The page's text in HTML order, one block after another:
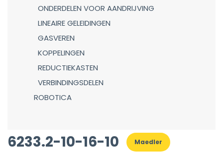
ONDERDELEN VOOR AANDRIJVING
LINEAIRE GELEIDINGEN
GASVEREN
KOPPELINGEN
REDUCTIEKASTEN
VERBINDINGSDELEN
ROBOTICA
6233.2-10-16-10 Maedler